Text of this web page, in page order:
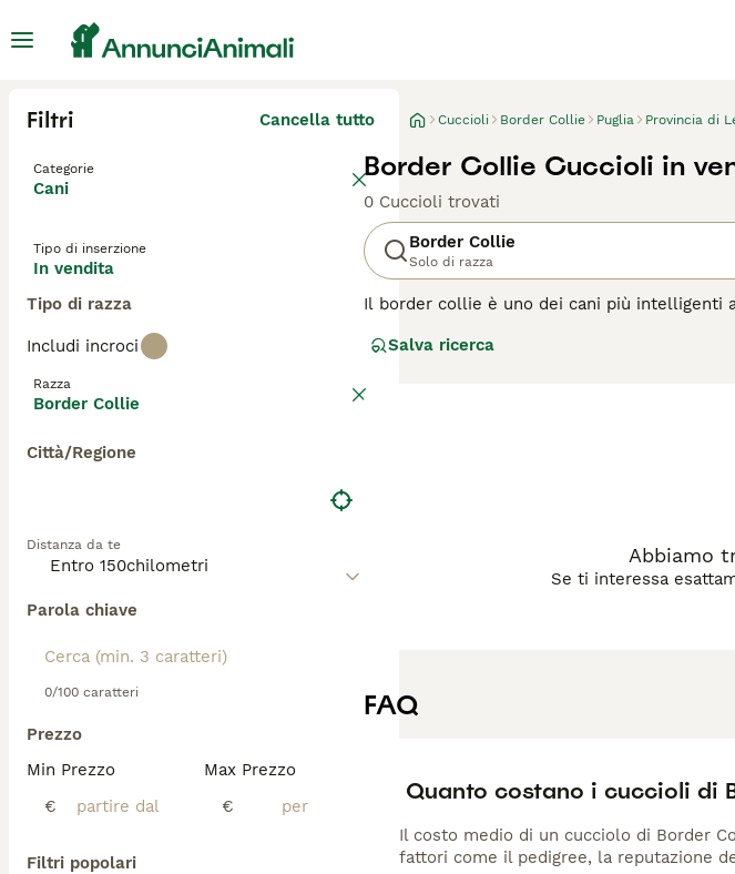
Filtri Cancella tutto
Categorie
Cani
Tipo di inserzione
In vendita
Tipo di razza
Includi incroci
Razza
Border Collie
Città/Regione
Distanza da te
Parola chiave
0/100 caratteri
Prezzo
Min Prezzo
€
Max Prezzo
€
Filtri popolari
Cuccioli Border Collie Puglia Provincia di
Border Collie Cuccioli in
0 Cuccioli trovati
Border Collie
Solo di razza
Il border collie è uno dei cani più intelligenti
ottimo cane da lavoro e da compagnia,
Salva ricerca
Abbiamo
Se ti interessa
FAQ
Quanto costano i cuccioli di
Il costo medio di un cucciolo di Border
fattori come il pedigree, la reputazione